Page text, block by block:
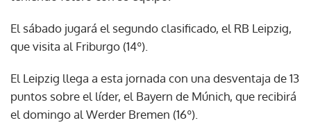
El sábado jugará el segundo clasificado, el RB Leipzig,
que visita al Friburgo (14º).
El Leipzig llega a esta jornada con una desventaja de 13
puntos sobre el líder, el Bayern de Múnich, que recibirá
el domingo al Werder Bremen (16º).